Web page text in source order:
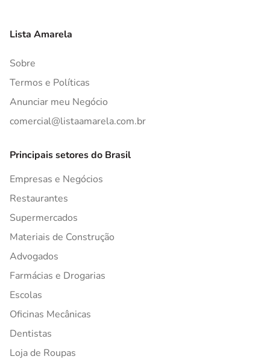
Lista Amarela
Sobre
Termos e Políticas
Anunciar meu Negócio
comercial@listaamarela.com.br
Principais setores do Brasil
Empresas e Negócios
Restaurantes
Supermercados
Materiais de Construção
Advogados
Farmácias e Drogarias
Escolas
Oficinas Mecânicas
Dentistas
Loja de Roupas